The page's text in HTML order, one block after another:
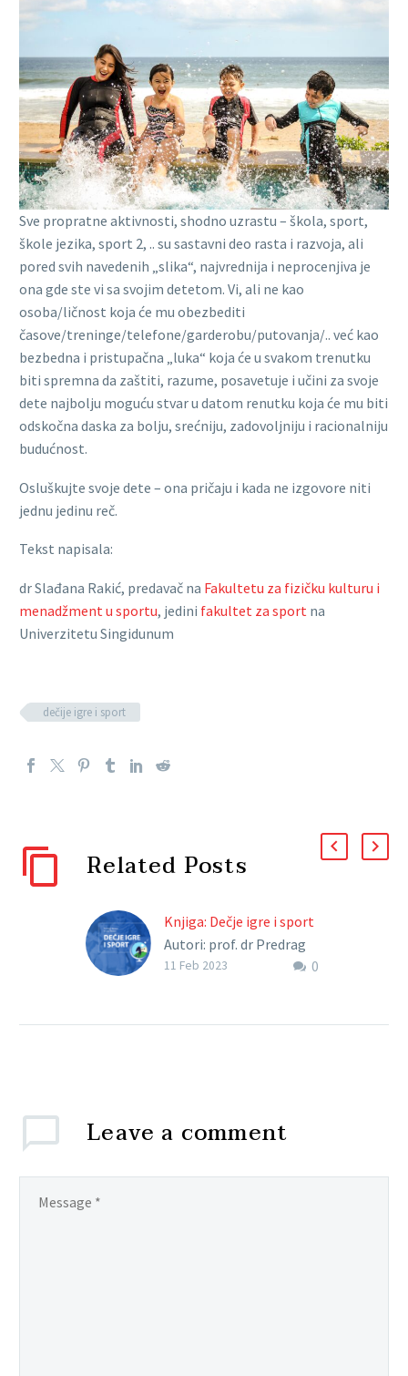
Sve propratne aktivnosti, shodno uzrastu – škola, sport,
škole jezika, sport 2, .. su sastavni deo rasta i razvoja, ali
pored svih navedenih „slika“, najvrednija i neprocenjiva je
ona gde ste vi sa svojim detetom. Vi, ali ne kao
osoba/ličnost koja će mu obezbediti
časove/treninge/telefone/garderobu/putovanja/.. već kao
bezbedna i pristupačna „luka“ koja će u svakom trenutku
biti spremna da zaštiti, razume, posavetuje i učini za svoje
dete najbolju moguću stvar u datom renutku koja će mu biti
odskočna daska za bolju, srećniju, zadovoljniju i racionalniju
budućnost.
Osluškujte svoje dete – ona pričaju i kada ne izgovore niti
jednu jedinu reč.
Tekst napisala:
dr Slađana Rakić, predavač na Fakultetu za fizičku kulturu i
menadžment u sportu, jedini fakultet za sport na
Univerzitetu Singidunum
dečije igre i sport
Related Posts
Knjiga: Dečje igre i sport
Autori: prof. dr Predrag
Nemec, prof. dr Vesna
0
11 Feb 2023
Leave a comment